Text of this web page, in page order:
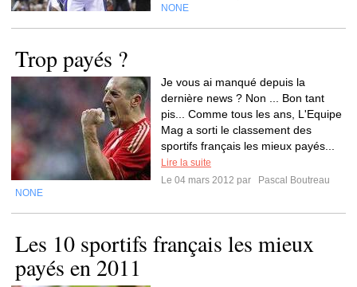
NONE
Trop payés ?
Je vous ai manqué depuis la
dernière news ? Non ... Bon tant
pis... Comme tous les ans, L'Equipe
Mag a sorti le classement des
sportifs français les mieux payés...
Lire la suite
Le 04 mars 2012 par
Pascal Boutreau
NONE
Les 10 sportifs français les mieux
payés en 2011